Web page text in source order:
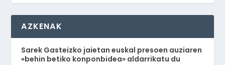
AZKENAK
Sarek Gasteizko jaietan euskal presoen auziaren
«behin betiko konponbidea» aldarrikatu du